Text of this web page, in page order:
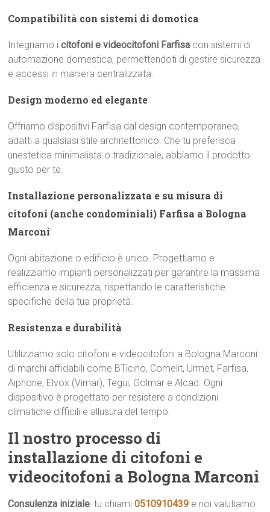
Compatibilità con sistemi di domotica
Integriamo icitofoni e videocitofoni Farfisa con sistemi di
automazione domestica, permettendoti di gestire sicurezza
e accessi in maniera centralizzata.
Design moderno ed elegante
Offriamo dispositivi Farfisa dal design contemporaneo,
adatti a qualsiasi stile architettonico. Che tu preferisca
unestetica minimalista o tradizionale, abbiamo il prodotto
giusto per te.
Installazione personalizzata e su misura di
citofoni (anche condominiali) Farfisa a Bologna
Marconi
Ogni abitazione o edificio è unico. Progettiamo e
realizziamo impianti personalizzati per garantire la massima
efficienza e sicurezza, rispettando le caratteristiche
specifiche della tua proprietà.
Resistenza e durabilità
Utilizziamo solo citofoni e videocitofoni a Bologna Marconi
di marchi affidabili come BTicino, Comelit, Urmet, Farfisa,
Aiphone, Elvox (Vimar), Tegui, Golmar e Alcad. Ogni
dispositivo è progettato per resistere a condizioni
climatiche difficili e allusura del tempo.
Il nostro processo di
installazione di citofoni e
videocitofoni a Bologna Marconi
Consulenza iniziale: tu chiami0510910439 e noi valutiamo